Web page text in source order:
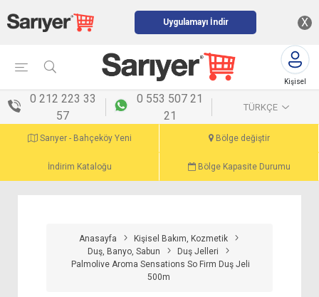
Uygulamayı İndir X
Kişisel
0 212 223 33
57
0 553 507 21
21
TÜRKÇE
Sarıyer - Bahçeköy Yeni Bölge değiştir
İndirim Kataloğu Bölge Kapasite Durumu
Anasayfa
Kişisel Bakım, Kozmetik
Duş, Banyo, Sabun
Duş Jelleri
Palmolive Aroma Sensations So Firm Duş Jeli
500m